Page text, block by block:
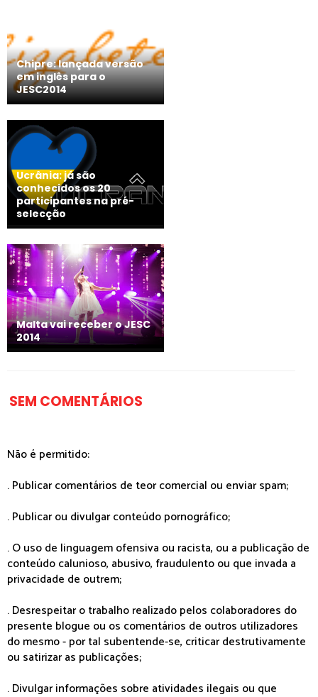
Chipre: lançada versão
em inglês para o
JESC2014
Ucrânia: já são
conhecidos os 20
participantes na pré-
selecção
Malta vai receber o JESC
2014
SEM COMENTÁRIOS
Não é permitido:
. Publicar comentários de teor comercial ou enviar spam;
. Publicar ou divulgar conteúdo pornográfico;
. O uso de linguagem ofensiva ou racista, ou a publicação de
conteúdo calunioso, abusivo, fraudulento ou que invada a
privacidade de outrem;
. Desrespeitar o trabalho realizado pelos colaboradores do
presente blogue ou os comentários de outros utilizadores
do mesmo - por tal subentende-se, criticar destrutivamente
ou satirizar as publicações;
. Divulgar informações sobre atividades ilegais ou que